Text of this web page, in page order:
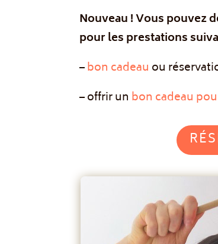
Nouveau ! Vous pouvez
pour les prestations
–bon cadeau ou
– offrir un bon cadeau